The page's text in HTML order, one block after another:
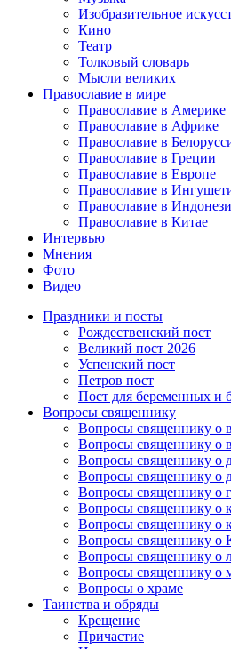
Изобразительное
Кино
Театр
Толковый словарь
Мысли великих
Православие в мире
Православие в Америке
Православие в Африке
Православие в
Православие в Греции
Православие в Европе
Православие в
Православие в
Православие в Китае
Интервью
Мнения
Фото
Видео
Праздники и посты
Рождественский пост
Великий пост 2026
Успенский пост
Петров пост
Пост для беременных и
Вопросы священнику
Вопросы священнику о
Вопросы священнику о
Вопросы священнику о
Вопросы священнику о
Вопросы священнику о
Вопросы священнику о
Вопросы священнику о
Вопросы священнику о
Вопросы священнику о
Вопросы священнику о
Вопросы о храме
Таинства и обряды
Крещение
Причастие